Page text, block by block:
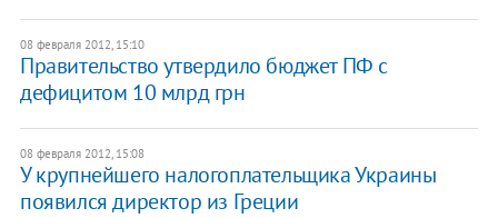
08 февраля 2012, 15:10
Правительство утвердило бюджет ПФ с
дефицитом 10 млрд грн
08 февраля 2012, 15:08
У крупнейшего налогоплательщика Украины
появился директор из Греции